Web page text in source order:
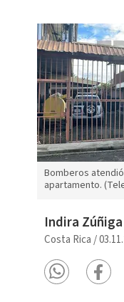
Bomberos
apartamento.
Indira Zúñiga
Costa Rica /